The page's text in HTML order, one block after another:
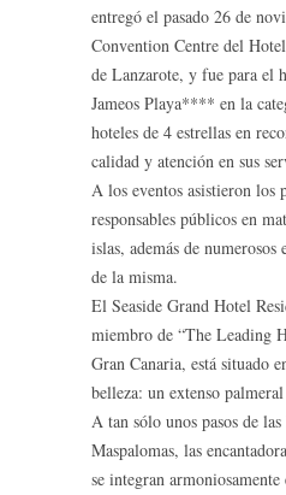
entregó el pasado 26 de
Convention Centre del
de Lanzarote, y fue para el
Jameos Playa**** en la
hoteles de 4 estrellas en
calidad y atención en sus
A los eventos asistieron los
responsables públicos en
islas, además de
de la misma.
El Seaside Grand Hotel
miembro de “The Leading
Gran Canaria, está situado
belleza: un extenso
A tan sólo unos pasos de
Maspalomas, las
se integran